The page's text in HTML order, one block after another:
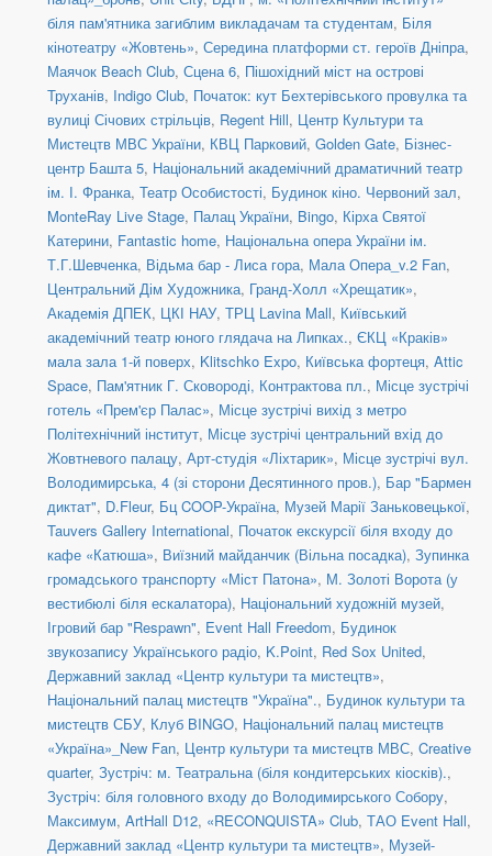
біля пам'ятника загиблим викладачам та студентам, Біля
кінотеатру «Жовтень», Середина платформи ст. героїв Дніпра,
Маячок Beach Club, Сцена 6, Пішохідний міст на острові
Труханів, Indigo Club, Початок: кут Бехтерівського провулка та
вулиці Січових стрільців, Regent Hill, Центр Культури та
Мистецтв МВС України, КВЦ Парковий, Golden Gate, Бізнес-
центр Башта 5, Національний академічний драматичний театр
ім. І. Франка, Театр Особистості, Будинок кіно. Червоний зал,
MonteRay Live Stage, Палац України, Bingo, Кірха Святої
Катерини, Fantastic home, Національна опера України ім.
Т.Г.Шевченка, Відьма бар - Лиса гора, Мала Опера_v.2 Fan,
Центральний Дім Художника, Гранд-Холл «Хрещатик»,
Академія ДПЕК, ЦКІ НАУ, ТРЦ Lavina Mall, Київський
академічний театр юного глядача на Липках., ЄКЦ «Краків»
мала зала 1-й поверх, Klitschko Expo, Київська фортеця, Attic
Space, Пам'ятник Г. Сковороді, Контрактова пл., Місце зустрічі
готель «Прем'єр Палас», Місце зустрічі вихід з метро
Політехнічний інститут, Місце зустрічі центральний вхід до
Жовтневого палацу, Арт-студія «Ліхтарик», Місце зустрічі вул.
Володимирська, 4 (зі сторони Десятинного пров.), Бар "Бармен
диктат", D.Fleur, Бц COOP-Україна, Музей Марії Заньковецької,
Tauvers Gallery International, Початок екскурсії біля входу до
кафе «Катюша», Виїзний майданчик (Вільна посадка), Зупинка
громадського транспорту «Міст Патона», М. Золоті Ворота (у
вестибюлі біля ескалатора), Національний художній музей,
Ігровий бар "Respawn", Event Hall Freedom, Будинок
звукозапису Українського радіо, K.Point, Red Sox United,
Державний заклад «Центр культури та мистецтв»,
Національний палац мистецтв "Україна"., Будинок культури та
мистецтв СБУ, Клуб BINGO, Національний палац мистецтв
«Україна»_New Fan, Центр культури та мистецтв МВС, Creative
quarter, Зустріч: м. Театральна (біля кондитерських кіосків).,
Зустріч: біля головного входу до Володимирського Собору,
Максимум, ArtHall D12, «RECONQUISTA» Club, ТАО Event Hall,
Державний заклад «Центр культури та мистецтв», Музей-